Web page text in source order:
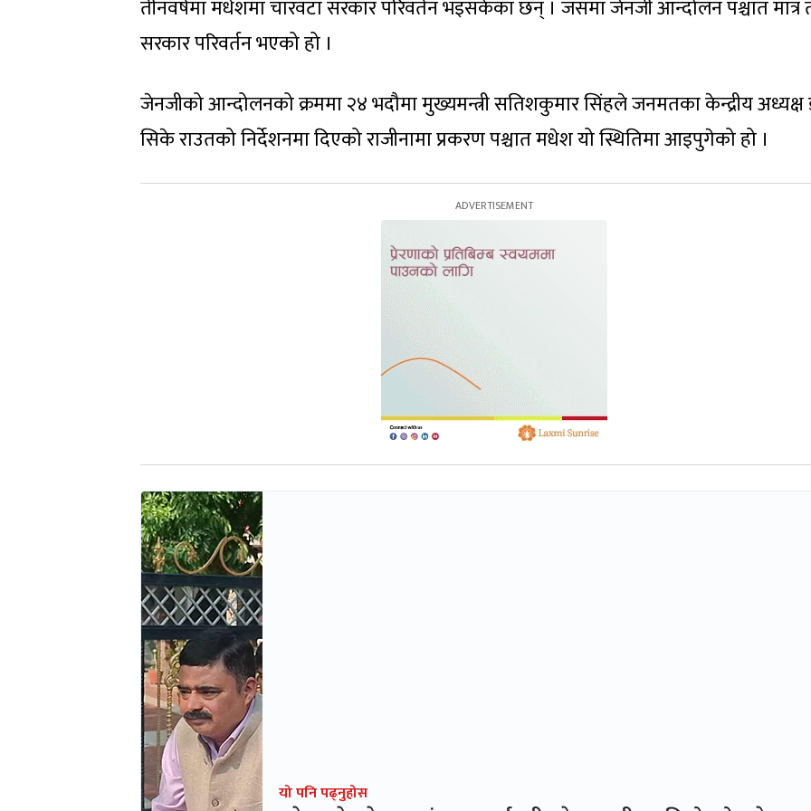
तीनवर्षमा मधेशमा चारवटा सरकार परिवर्तन भइसकेका छन् । जसमा जेनजी आन्दोलन पश्चात मात्र
सरकार परिवर्तन भएको हो ।
जेनजीको आन्दोलनको क्रममा २४ भदौमा मुख्यमन्त्री सतिशकुमार सिंहले जनमतका केन्द्रीय अध्यक्ष
सिके राउतको निर्देशनमा दिएको राजीनामा प्रकरण पश्चात मधेश यो स्थितिमा आइपुगेको हो ।
यो पनि पढ्नुहोस